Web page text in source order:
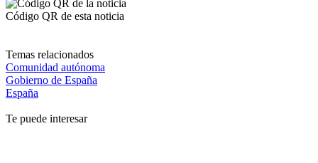
Código QR de esta noticia
Temas relacionados
Comunidad autónoma
Gobierno de España
España
Te puede interesar